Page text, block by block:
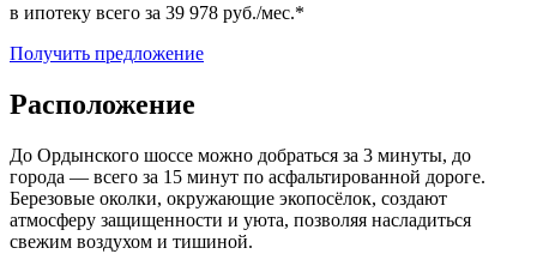
в ипотеку всего за 39 978 руб./мес.*
Получить предложение
Расположение
До Ордынского шоссе можно добраться за 3 минуты, до
города — всего за 15 минут по асфальтированной дороге.
Березовые околки, окружающие экопосёлок, создают
атмосферу защищенности и уюта, позволяя насладиться
свежим воздухом и тишиной.